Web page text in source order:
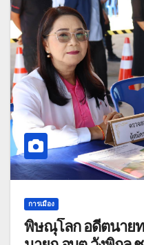
การเมือง
พิษณุโลก อดีตนายท